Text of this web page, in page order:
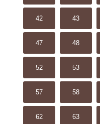
42 43
47 48
52 53
57 58
62 63